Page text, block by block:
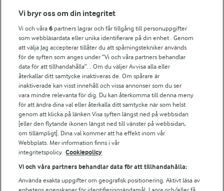
Fler Arlasajter
För ägare
Arlas kundportal
Arla.com
Falbygdens Ost
Arla webbshop
Bildbank
Följ oss
Vi bryr oss om din integritet
Vi och våra6 partners lagrar och får tillgång till personuppgifter
som webbläsardata eller unika identifierare på din enhet . Genom
att välja Jag accepterar tillåter du att spårningstekniker används
för de syften som anges under ”Vi och våra partners behandlar
data för att tillhandahålla”. . Om du väljer Avvisa alla eller
återkallar ditt samtycke inaktiveras de. Om spårare är
inaktiverade kan visst innehåll och vissa annonser som du ser
vara mindre relevanta för dig. Du kan återkomma till denna meny
för att ändra dina val eller återkalla ditt samtycke när som helst
genom att klicka på länken Visa syften längst ned på webbsidan
[eller den flytande ikonen längst ned till vänster på webbsidan,
om tillämpligt]. Dina val kommer att ha effekt inom vår
Webbplats. Mer information finns i vår
integritetspolicy. Cookiepolicy
Vi och våra partners behandlar data för att tillhandahålla:
Använda exakta uppgifter om geografisk positionering. Aktivt läsa av